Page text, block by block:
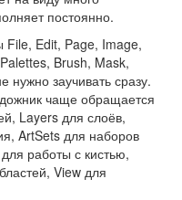
постоянно.
Edit, Page, Image,
Brush, Mask,
нужно заучивать сразу.
чаще обращается
Layers для слоёв,
ArtSets для наборов
работы с кистью,
View для